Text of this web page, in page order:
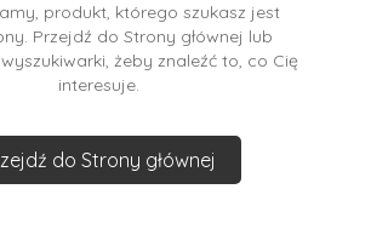
produkt, którego szukasz jest
Przejdź do Strony głównej lub
żeby znaleźć to, co Cię
interesuje.
do Strony głównej